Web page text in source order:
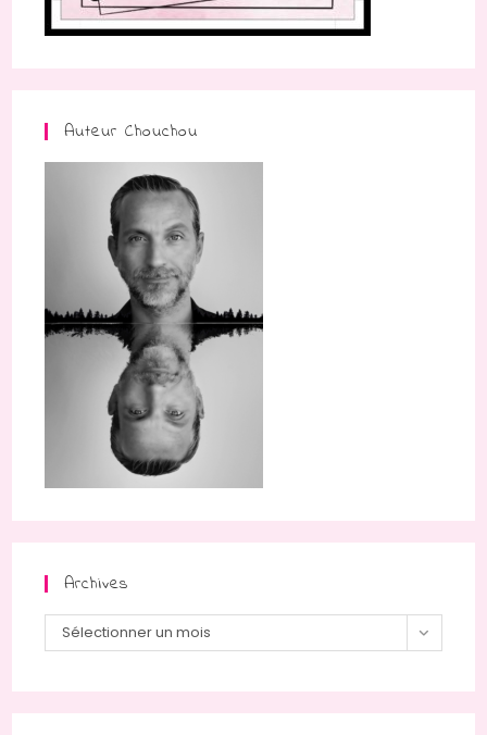
Auteur Chouchou
Archives
Archives
Sélectionner un mois